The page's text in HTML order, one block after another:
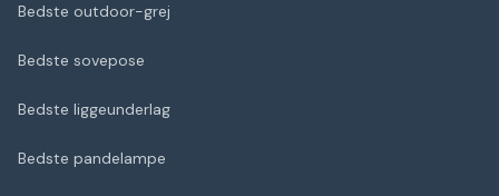
Bedste outdoor-grej
Bedste sovepose
Bedste liggeunderlag
Bedste pandelampe